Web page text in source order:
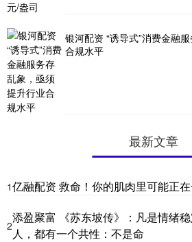
银河配资 “诱导式”消费金融
合规水平
最新文章
1亿融配资 救命！你的肌肉里可能正在
2
添盈聚富 《苏东坡传》：凡是情绪
人，都有一个共性：不是命